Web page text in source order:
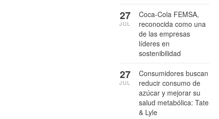
Coca-Cola FEMSA,
reconocida como una
de las empresas
líderes en
sostenibilidad
27
JUL
Consumidores buscan
reducir consumo de
azúcar y mejorar su
salud metabólica: Tate
& Lyle
27
JUL